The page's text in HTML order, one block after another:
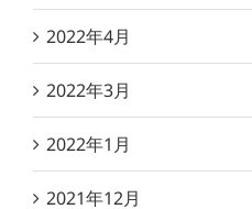
2022年4月
2022年3月
2022年1月
2021年12月